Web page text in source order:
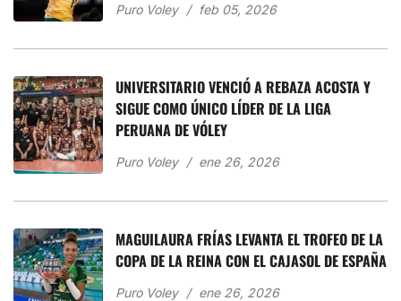
Puro Voley feb 05, 2026
UNIVERSITARIO VENCIÓ A REBAZA ACOSTA Y
SIGUE COMO ÚNICO LÍDER DE LA LIGA
PERUANA DE VÓLEY
Puro Voley ene 26, 2026
MAGUILAURA FRÍAS LEVANTA EL TROFEO DE LA
COPA DE LA REINA CON EL CAJASOL DE ESPAÑA
Puro Voley ene 26, 2026